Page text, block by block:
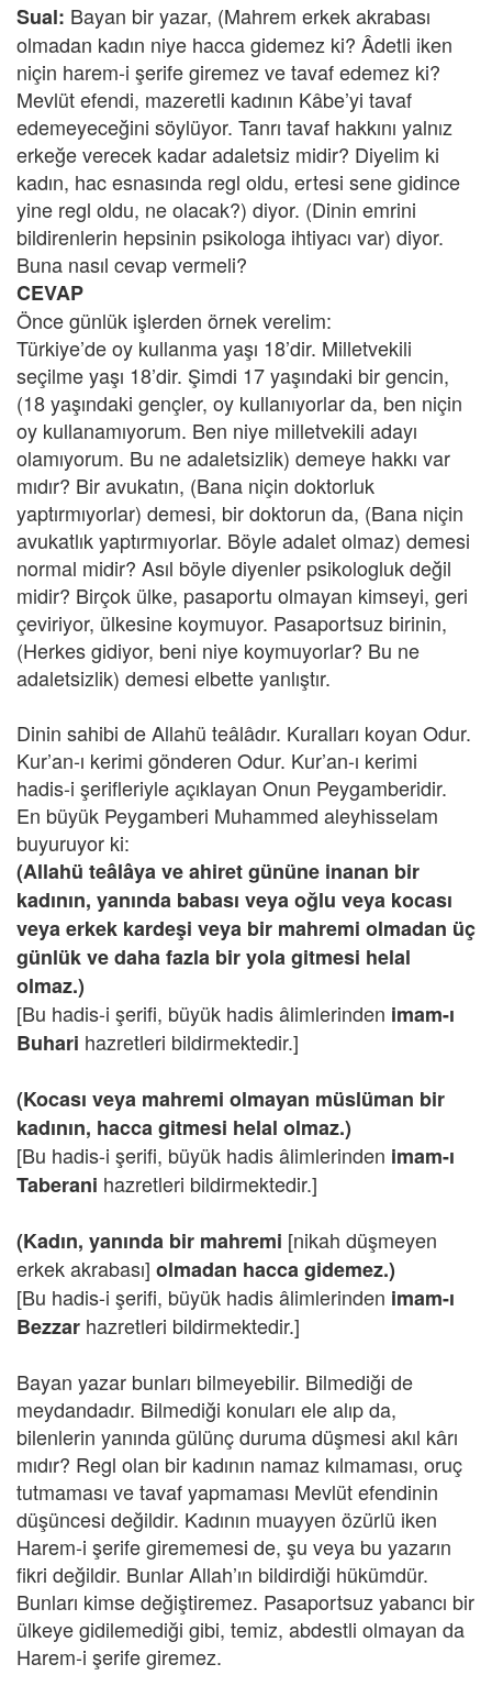
Sual: Bayan bir yazar, (Mahrem erkek akrabası
olmadan kadın niye hacca gidemez ki? Âdetli iken
niçin harem-i şerife giremez ve tavaf edemez ki?
Mevlüt efendi, mazeretli kadının Kâbe’yi tavaf
edemeyeceğini söylüyor. Tanrı tavaf hakkını yalnız
erkeğe verecek kadar adaletsiz midir? Diyelim ki
kadın, hac esnasında regl oldu, ertesi sene gidince
yine regl oldu, ne olacak?) diyor. (Dinin emrini
bildirenlerin hepsinin psikologa ihtiyacı var) diyor.
Buna nasıl cevap vermeli?
CEVAP
Önce günlük işlerden örnek verelim:
Türkiye’de oy kullanma yaşı 18’dir. Milletvekili
seçilme yaşı 18’dir. Şimdi 17 yaşındaki bir gencin,
(18 yaşındaki gençler, oy kullanıyorlar da, ben niçin
oy kullanamıyorum. Ben niye milletvekili adayı
olamıyorum. Bu ne adaletsizlik) demeye hakkı var
mıdır? Bir avukatın, (Bana niçin doktorluk
yaptırmıyorlar) demesi, bir doktorun da, (Bana niçin
avukatlık yaptırmıyorlar. Böyle adalet olmaz) demesi
normal midir? Asıl böyle diyenler psikologluk değil
midir? Birçok ülke, pasaportu olmayan kimseyi, geri
çeviriyor, ülkesine koymuyor. Pasaportsuz birinin,
(Herkes gidiyor, beni niye koymuyorlar? Bu ne
adaletsizlik) demesi elbette yanlıştır.
Dinin sahibi de Allahü teâlâdır. Kuralları koyan Odur.
Kur’an-ı kerimi gönderen Odur. Kur’an-ı kerimi
hadis-i şerifleriyle açıklayan Onun Peygamberidir.
En büyük Peygamberi Muhammed aleyhisselam
buyuruyor ki:
(Allahü teâlâya ve ahiret gününe inanan bir
kadının, yanında babası veya oğlu veya kocası
veya erkek kardeşi veya bir mahremi olmadan üç
günlük ve daha fazla bir yola gitmesi helal
olmaz.)
[Bu hadis-i şerifi, büyük hadis âlimlerinden imam-ı
Buhari hazretleri bildirmektedir.]
(Kocası veya mahremi olmayan müslüman bir
kadının, hacca gitmesi helal olmaz.)
[Bu hadis-i şerifi, büyük hadis âlimlerinden imam-ı
Taberani hazretleri bildirmektedir.]
(Kadın, yanında bir mahremi [nikah düşmeyen
erkek akrabası] olmadan hacca gidemez.)
[Bu hadis-i şerifi, büyük hadis âlimlerinden imam-ı
Bezzar hazretleri bildirmektedir.]
Bayan yazar bunları bilmeyebilir. Bilmediği de
meydandadır. Bilmediği konuları ele alıp da,
bilenlerin yanında gülünç duruma düşmesi akıl kârı
mıdır? Regl olan bir kadının namaz kılmaması, oruç
tutmaması ve tavaf yapmaması Mevlüt efendinin
düşüncesi değildir. Kadının muayyen özürlü iken
Harem-i şerife girememesi de, şu veya bu yazarın
fikri değildir. Bunlar Allah’ın bildirdiği hükümdür.
Bunları kimse değiştiremez. Pasaportsuz yabancı bir
ülkeye gidilemediği gibi, temiz, abdestli olmayan da
Harem-i şerife giremez.